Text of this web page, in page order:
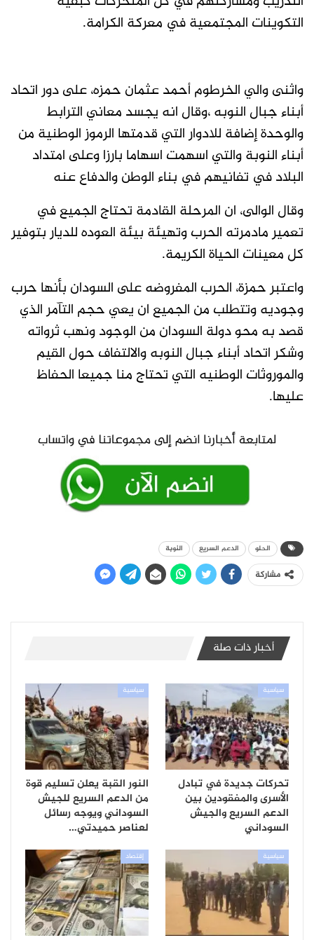
التكوينات المجتمعية في معركة الكرامة.
واثنى والي الخرطوم أحمد عثمان حمزه، على دور اتحاد
أبناء جبال النوبه ،وقال انه يجسد معاني الترابط
والوحدة إضافة للادوار التي قدمتها الرموز الوطنية من
أبناء النوبة والتي اسهمت اسهاما بارزا وعلى امتداد
البلاد في تفانيهم في بناء الوطن والدفاع عنه
وقال الوالى، ان المرحلة القادمة تحتاج الجميع في
تعمير مادمرته الحرب وتهيئة بيئة العوده للديار بتوفير
كل معينات الحياة الكريمة.
واعتبر حمزة، الحرب المفروضه على السودان بأنها حرب
وجوديه وتتطلب من الجميع ان يعي حجم التآمر الذي
قصد به محو دولة السودان من الوجود ونهب ثرواته
وشكر اتحاد أبناء جبال النوبه والالتفاف حول القيم
والموروثات الوطنيه التي تحتاج منا جميعا الحفاظ
عليها.
الحلو الدعم السريع النوبة
مشاركة
أخبار ذات صلة
سياسية
تحركات جديدة في تبادل
الأسرى والمفقودين بين
الدعم السريع والجيش
السوداني
سياسية
النور القبة يعلن تسليم قوة
من الدعم السريع للجيش
السوداني ويوجه رسائل
لعناصر حميدتي…
سياسية إقتصاد